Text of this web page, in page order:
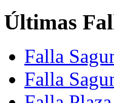
Últimas
Falla
Falla